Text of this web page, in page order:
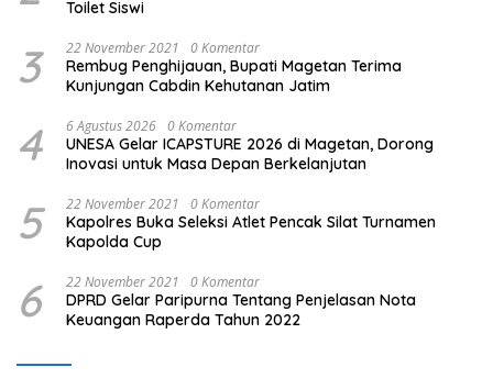
Toilet Siswi
3 22 November 2021 0 Komentar
Rembug Penghijauan, Bupati Magetan Terima
Kunjungan Cabdin Kehutanan Jatim
4 6 Agustus 2026 0 Komentar
UNESA Gelar ICAPSTURE 2026 di Magetan, Dorong
Inovasi untuk Masa Depan Berkelanjutan
5 22 November 2021 0 Komentar
Kapolres Buka Seleksi Atlet Pencak Silat Turnamen
Kapolda Cup
6 22 November 2021 0 Komentar
DPRD Gelar Paripurna Tentang Penjelasan Nota
Keuangan Raperda Tahun 2022